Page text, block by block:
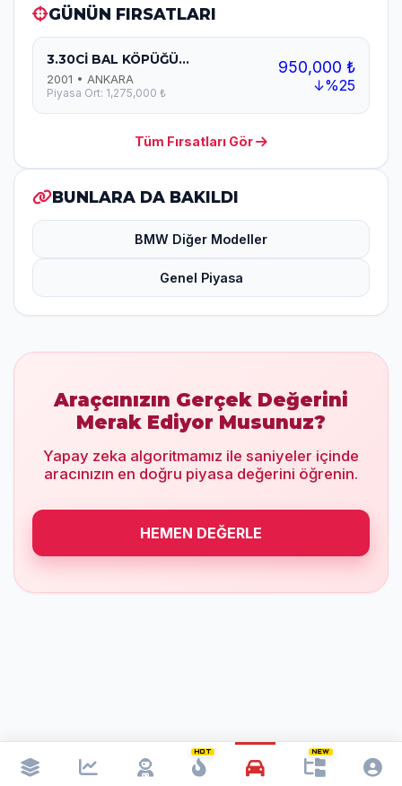
HOT NEW
GÜNÜN FIRSATLARI
3.30Cİ BAL KÖPÜĞÜ...
2001 • ANKARA
Piyasa Ort: 1,275,000 ₺
950,000 ₺
↓%25
Tüm Fırsatları Gör
BUNLARA DA BAKILDI
BMW Diğer Modeller
Genel Piyasa
Araçcınızın Gerçek Değerini
Merak Ediyor Musunuz?
Yapay zeka algoritmamız ile saniyeler içinde
aracınızın en doğru piyasa değerini öğrenin.
HEMEN DEĞERLE